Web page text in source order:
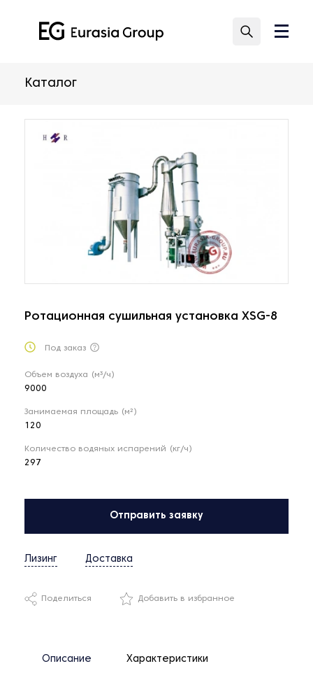
Каталог
Ротационная сушильная установка XSG-8
Под заказ
Объем воздуха (м³/ч)
9000
Занимаемая площадь (м²)
120
Количество водяных испарений (кг/ч)
297
Отправить заявку
Лизинг Доставка
Поделиться Добавить в избранное
Описание Характеристики